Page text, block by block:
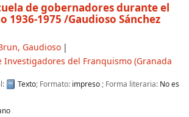
de gobernadores durante el
1936-1975 /Gaudioso Sánchez
Gaudioso
Investigadores del Franquismo(Granada
Texto; Formato: impreso ; Forma literaria: No es